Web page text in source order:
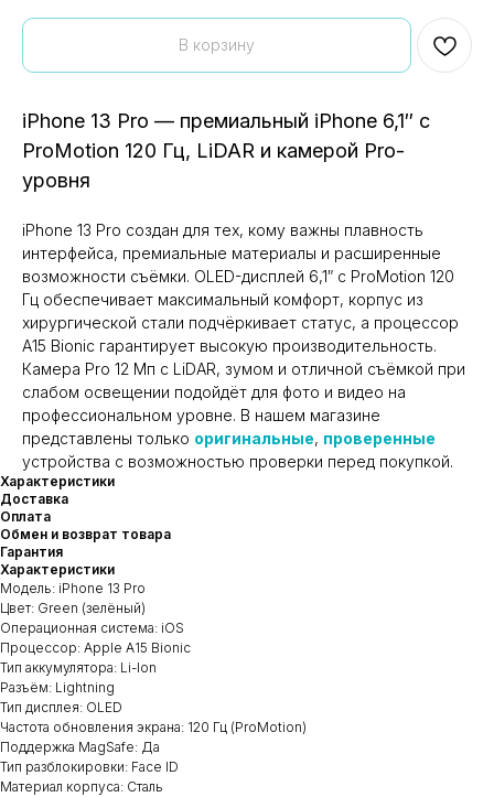
В корзину
iPhone 13 Pro — премиальный iPhone 6,1″ с
ProMotion 120 Гц, LiDAR и камерой Pro-
уровня
iPhone 13 Pro создан для тех, кому важны плавность
интерфейса, премиальные материалы и расширенные
возможности съёмки. OLED-дисплей 6,1″ с ProMotion 120
Гц обеспечивает максимальный комфорт, корпус из
хирургической стали подчёркивает статус, а процессор
A15 Bionic гарантирует высокую производительность.
Камера Pro 12 Мп с LiDAR, зумом и отличной съёмкой при
слабом освещении подойдёт для фото и видео на
профессиональном уровне. В нашем магазине
представлены только оригинальные, проверенные
устройства с возможностью проверки перед покупкой.
Характеристики
Доставка
Оплата
Обмен и возврат товара
Гарантия
Характеристики
Модель: iPhone 13 Pro
Цвет: Green (зелёный)
Операционная система: iOS
Процессор: Apple A15 Bionic
Тип аккумулятора: Li-Ion
Разъём: Lightning
Тип дисплея: OLED
Частота обновления экрана: 120 Гц (ProMotion)
Поддержка MagSafe: Да
Тип разблокировки: Face ID
Материал корпуса: Сталь